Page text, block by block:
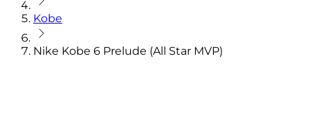
Kobe
Nike Kobe 6 Prelude (All Star MVP)